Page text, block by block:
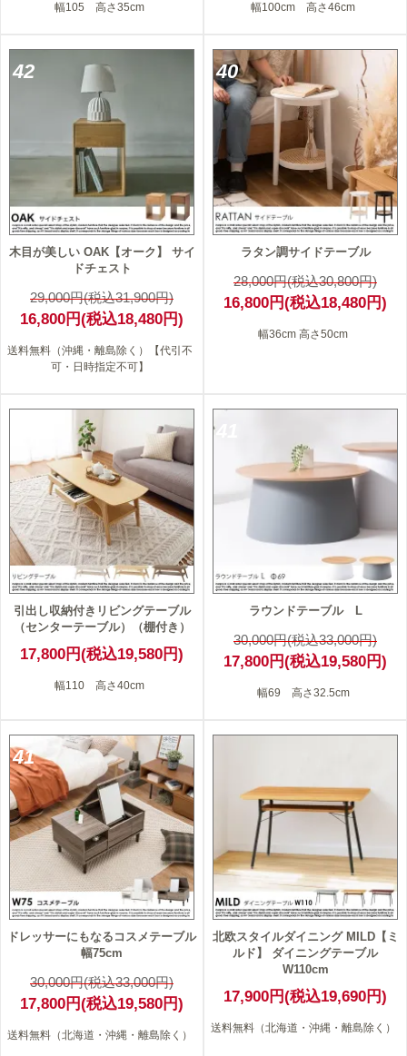
幅105 高さ35cm 幅100cm 高さ46cm
42
木目が美しい OAK【オーク】 サイ
ドチェスト
29,000円(税込31,900円)
16,800円(税込18,480円)
送料無料（沖縄・離島除く）【代引不
可・日時指定不可】
40
ラタン調サイドテーブル
28,000円(税込30,800円)
16,800円(税込18,480円)
幅36cm 高さ50cm
引出し収納付きリビングテーブル
（センターテーブル）（棚付き）
17,800円(税込19,580円)
幅110 高さ40cm
ラウンドテーブル L
30,000円(税込33,000円)
17,800円(税込19,580円)
幅69 高さ32.5cm
41
ドレッサーにもなるコスメテーブル
幅75cm
30,000円(税込33,000円)
17,800円(税込19,580円)
送料無料（北海道・沖縄・離島除く）
北欧スタイルダイニング MILD【ミ
ルド】 ダイニングテーブル
W110cm
17,900円(税込19,690円)
送料無料（北海道・沖縄・離島除く）